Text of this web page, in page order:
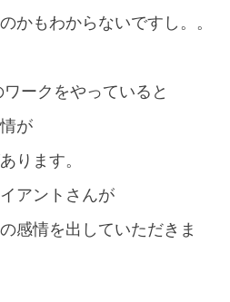
かもわからないですし。。
ワークをやっていると
が
ります。
アントさんが
感情を出していただきま